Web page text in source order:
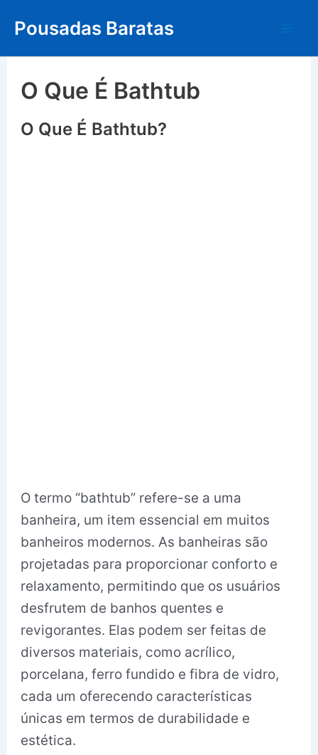
content
Pousadas Baratas
O Que É Bathtub
O Que É Bathtub?
O termo “bathtub” refere-se a uma
banheira, um item essencial em muitos
banheiros modernos. As banheiras são
projetadas para proporcionar conforto e
relaxamento, permitindo que os usuários
desfrutem de banhos quentes e
revigorantes. Elas podem ser feitas de
diversos materiais, como acrílico,
porcelana, ferro fundido e fibra de vidro,
cada um oferecendo características
únicas em termos de durabilidade e
estética.